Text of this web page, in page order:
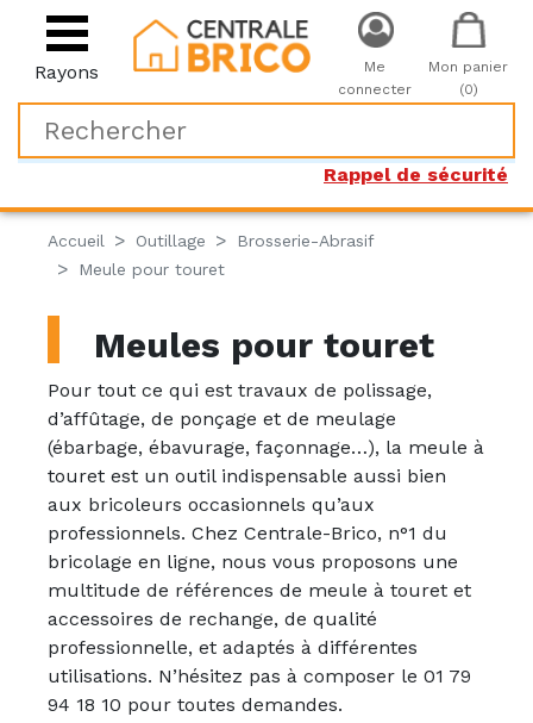
Rayons
Rappel de sécurité
Me
connecter
Mon panier
(0)
Accueil Outillage
Brosserie-Abrasif
Meule pour touret
Meules pour touret
Pour tout ce qui est travaux de polissage,
d’affûtage, de ponçage et de meulage
(ébarbage, ébavurage, façonnage…), la meule à
touret est un outil indispensable aussi bien
aux bricoleurs occasionnels qu’aux
professionnels. Chez Centrale-Brico, n°1 du
bricolage en ligne, nous vous proposons une
multitude de références de meule à touret et
accessoires de rechange, de qualité
professionnelle, et adaptés à différentes
utilisations. N’hésitez pas à composer le 01 79
94 18 10 pour toutes demandes.